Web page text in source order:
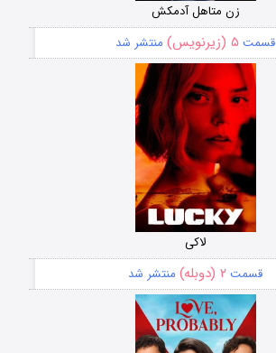
زن متاهل آدمکش
قسمت ۵ (زیرنویس) منتشر شد
لاکی
قسمت ۲ (دوبله) منتشر شد